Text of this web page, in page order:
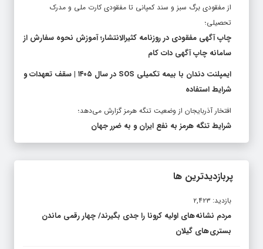
از مفقودی برگ سبز و سند کمپانی تا مفقودی کارت ملی و مدرک
تحصیلی؛
چاپ آگهی مفقودی در روزنامه کثیرالانتشار؛ آموزش نحوه سفارش از
سامانه چاپ آگهی دات کام
ایمپلنت دندان با بیمه تکمیلی SOS در سال ۱۴۰۵ | سقف تعهدات و
شرایط استفاده
افتخار آذربایجان از وضعیت تنگه هرمز گزارش می‌دهد؛
شرایط تنگه هرمز به نفع ایران و به ضرر جهان
پربازدیدترین ها
بازدید: ۲,۴۲۳
مردم نشانه های اولیه کرونا را جدی بگیرند/ چهار رقمی ماندن
بستری های گیلان